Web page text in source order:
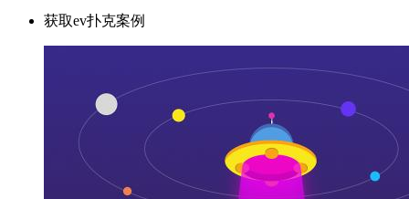
获取ev扑克案例